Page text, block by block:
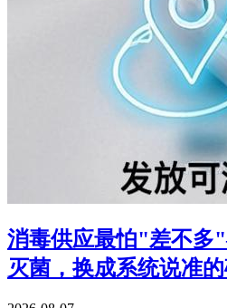
消毒供应最怕"差不
灭菌，换成系统说准